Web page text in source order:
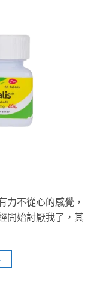
力不從心的感覺，
開始討厭我了，其